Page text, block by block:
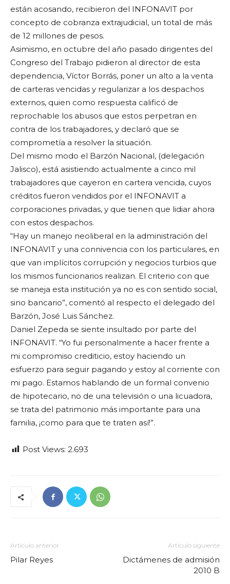
están acosando, recibieron del INFONAVIT por
concepto de cobranza extrajudicial, un total de más
de 12 millones de pesos.
Asimismo, en octubre del año pasado dirigentes del
Congreso del Trabajo pidieron al director de esta
dependencia, Víctor Borrás, poner un alto a la venta
de carteras vencidas y regularizar a los despachos
externos, quien como respuesta calificó de
reprochable los abusos que estos perpetran en
contra de los trabajadores, y declaró que se
comprometía a resolver la situación.
Del mismo modo el Barzón Nacional, (delegación
Jalisco), está asistiendo actualmente a cinco mil
trabajadores que cayeron en cartera vencida, cuyos
créditos fueron vendidos por el INFONAVIT a
corporaciones privadas, y que tienen que lidiar ahora
con estos despachos.
“Hay un manejo neoliberal en la administración del
INFONAVIT y una connivencia con los particulares, en
que van implícitos corrupción y negocios turbios que
los mismos funcionarios realizan. El criterio con que
se maneja esta institución ya no es con sentido social,
sino bancario”, comentó al respecto el delegado del
Barzón, José Luis Sánchez.
Daniel Zepeda se siente insultado por parte del
INFONAVIT. “Yo fui personalmente a hacer frente a
mi compromiso crediticio, estoy haciendo un
esfuerzo para seguir pagando y estoy al corriente con
mi pago. Estamos hablando de un formal convenio
de hipotecario, no de una televisión o una licuadora,
se trata del patrimonio más importante para una
familia, ¡como para que te traten así!”.
Post Views: 2.693
Artículo anterior
Pilar Reyes
Artículo siguiente
Dictámenes de admisión
2010 B